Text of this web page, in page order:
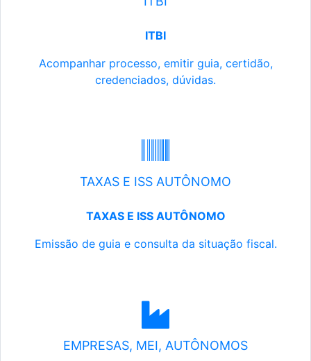
ITBI
Acompanhar processo, emitir guia, certidão,
credenciados, dúvidas.
TAXAS E ISS AUTÔNOMO
TAXAS E ISS AUTÔNOMO
Emissão de guia e consulta da situação fiscal.
EMPRESAS, MEI, AUTÔNOMOS